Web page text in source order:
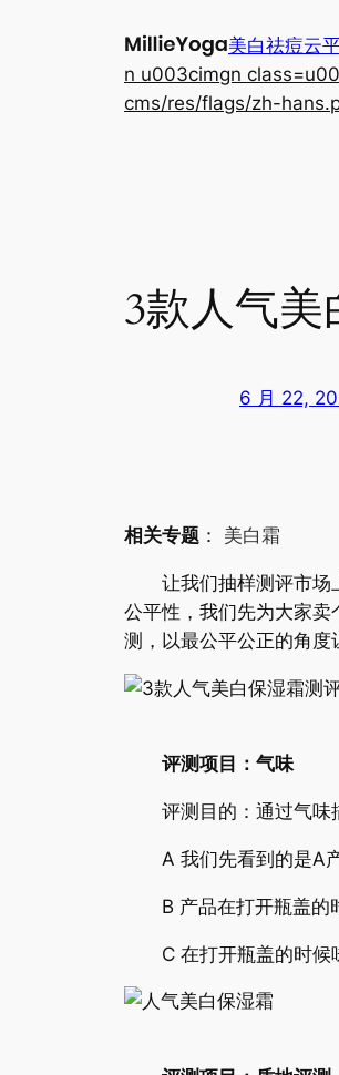
美白祛痘云
n u003cimgn
cms/res/flags/zh-
3款人气
6 月 22,
相关专题 ： 美白霜
让我们抽样测评市场上
公平性，我们先为大家
测，以最公平公正的角度
评测项目：气味
评测目的：通过气味描
A 我们先看到的是A产
B 产品在打开瓶盖的时
C 在打开瓶盖的时候味